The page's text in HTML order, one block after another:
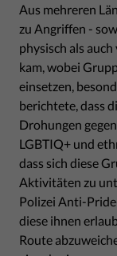
Aus mehreren
zu Angriffen -
physisch als
kam, wobei
einsetzen,
berichtete, dass
Drohungen
LGBTIQ+ und
dass sich diese
Aktivitäten zu
Polizei Anti-
diese ihnen
Route